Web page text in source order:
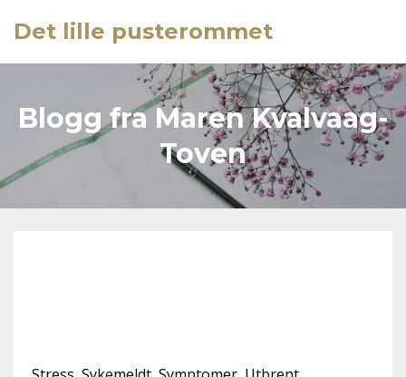
Det lille pusterommet
Blogg fra Maren Kvalvaag-
Toven